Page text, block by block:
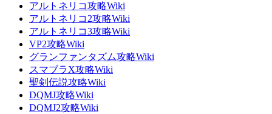
アルトネリコ攻略Wiki
アルトネリコ2攻略Wiki
アルトネリコ3攻略Wiki
VP2攻略Wiki
グランファンタズム攻略Wiki
スマブラX攻略Wiki
聖剣伝説攻略Wiki
DQMJ攻略Wiki
DQMJ2攻略Wiki